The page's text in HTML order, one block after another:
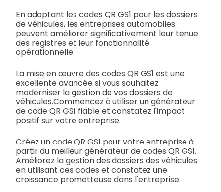
En adoptant les codes QR GS1 pour les dossiers
de véhicules, les entreprises automobiles
peuvent améliorer significativement leur tenue
des registres et leur fonctionnalité
opérationnelle.
La mise en œuvre des codes QR GS1 est une
excellente avancée si vous souhaitez
moderniser la gestion de vos dossiers de
véhicules.Commencez à utiliser un générateur
de code QR GS1 fiable et constatez l'impact
positif sur votre entreprise.
Créez un code QR GS1 pour votre entreprise à
partir du meilleur générateur de codes QR GS1.
Améliorez la gestion des dossiers des véhicules
en utilisant ces codes et constatez une
croissance prometteuse dans l'entreprise.